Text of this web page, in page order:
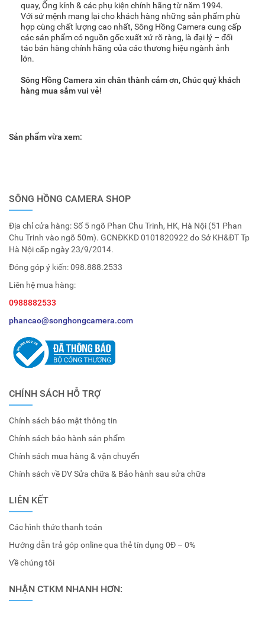
quay, Ống kính & các phụ kiện chính hãng từ năm 1994.
Với sứ mệnh mang lại cho khách hàng những sản phẩm phù
hợp cùng chất lượng cao nhất, Sông Hồng Camera cung cấp
các sản phẩm có nguồn gốc xuất xứ rõ ràng, là đại lý – đối
tác bán hàng chính hãng của các thương hiệu ngành ảnh
lớn.
Sông Hồng Camera xin chân thành cảm ơn, Chúc quý khách
hàng mua sắm vui vẻ!
Sản phẩm vừa xem:
SÔNG HỒNG CAMERA SHOP
Địa chỉ cửa hàng: Số 5 ngõ Phan Chu Trinh, HK, Hà Nội (51 Phan
Chu Trinh vào ngõ 50m). GCNĐKKD 0101820922 do Sở KH&ĐT Tp
Hà Nội cấp ngày 23/9/2014.
Đóng góp ý kiến:098.888.2533
Liên hệ mua hàng:
0988882533
phancao@songhongcamera.com
CHÍNH SÁCH HỖ TRỢ
Chính sách bảo mật thông tin
Chính sách bảo hành sản phẩm
Chính sách mua hàng & vận chuyển
Chính sách về DV Sửa chữa & Bảo hành sau sửa chữa
LIÊN KẾT
Các hình thức thanh toán
Hướng dẫn trả góp online qua thẻ tín dụng 0Đ – 0%
Về chúng tôi
NHẬN CTKM NHANH HƠN: